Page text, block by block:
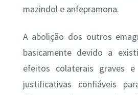
mazindol e anfepramona.
A abolição dos outros
basicamente devido a
efeitos colaterais graves
justificativas confiáveis